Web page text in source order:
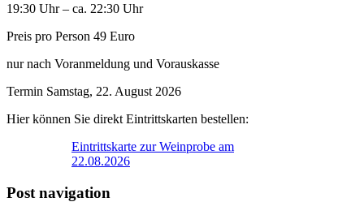
19:30 Uhr – ca. 22:30 Uhr
Preis pro Person 49 Euro
nur nach Voranmeldung und Vorauskasse
Termin Samstag, 22. August 2026
Hier können Sie direkt Eintrittskarten bestellen:
Eintrittskarte zur Weinprobe am
22.08.2026
Post navigation